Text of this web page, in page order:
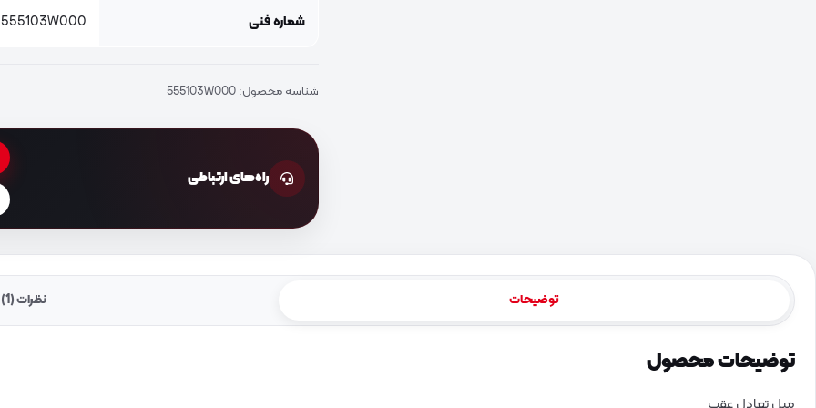
شماره فنی 555103W000
شناسه محصول:555103W000
راه‌های ارتباطی
توضیحات نظرات (1)
توضیحات محصول